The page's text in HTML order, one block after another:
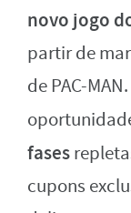
novo jogo
partir de
de PAC-
fases
cupons